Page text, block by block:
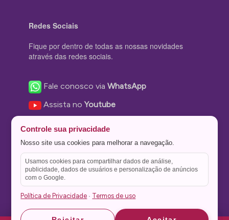
Redes Sociais
Fique por dentro de todas as nossas novidades
através das redes sociais.
Fale conosco viaWhatsApp
Assista noYoutube
Nos siga no Instagram
Nos siga noTwitter
Salve no
Controle sua privacidade
Nosso site usa cookies para melhorar a navegação.
Usamos cookies para compartilhar dados de análise,
publicidade, dados de usuários e personalização de anúncios
com o Google.
Política de Privacidade · Termos de uso